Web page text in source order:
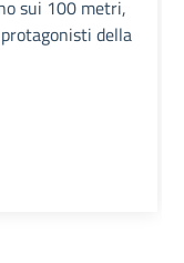
sui 100 metri,
della